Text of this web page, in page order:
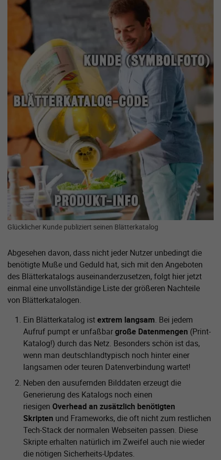
Glücklicher Kunde publiziert seinen Blätterkatalog
Abgesehen davon, dass nicht jeder Nutzer unbedingt die
benötigte Muße und Geduld hat, sich mit den Angeboten
des Blätterkatalogs auseinanderzusetzen, folgt hier jetzt
einmal eine unvollständige Liste der größeren Nachteile
von Blätterkatalogen.
Ein Blätterkatalog istextrem langsam. Bei jedem
Aufruf pumpt er unfaßbargroße Datenmengen (Print-
Katalog!) durch das Netz. Besonders schön ist das,
wenn man deutschlandtypisch noch hinter einer
langsamen oder teuren Datenverbindung wartet!
Neben den ausufernden Bilddaten erzeugt die
Generierung des Katalogs noch einen
riesigen Overhead an zusätzlich benötigten
Skripten und Frameworks, die oft nicht zum restlichen
Tech-Stack der normalen Webseiten passen. Diese
Skripte erhalten natürlich im Zweifel auch nie wieder
die nötigen Sicherheits-Updates.